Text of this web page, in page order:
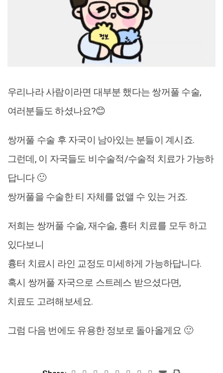
우리나라 사람이라면 대부분 했다는 쌍꺼풀 수술,
여러분들도 하셨나요?😊
쌍꺼풀 수술 후 자국이 남아있는 분들이 계시죠.
그런데, 이 자국들도 비수술적/수술적 치료가 가능하
답니다 🙂
쌍꺼풀을 수술한 티 자체를 없앨 수 있는 거죠.
저희는 쌍꺼풀 수술, 재수술, 흉터 치료를 모두 하고
있다보니
흉터 치료시 라인 교정도 미세하게 가능하답니다.
혹시 쌍꺼풀 자국으로 스트레스 받으셨다면,
치료도 고려해보세요.
그럼 다음 번에도 유용한 정보로 돌아올게요 🙂